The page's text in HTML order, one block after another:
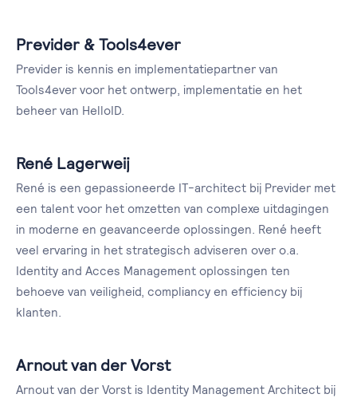
Previder & Tools4ever
Previder is kennis en implementatiepartner van
Tools4ever voor het ontwerp, implementatie en het
beheer van HelloID.
René Lagerweij
René is een gepassioneerde IT-architect bij Previder met
een talent voor het omzetten van complexe uitdagingen
in moderne en geavanceerde oplossingen. René heeft
veel ervaring in het strategisch adviseren over o.a.
Identity and Acces Management oplossingen ten
behoeve van veiligheid, compliancy en efficiency bij
klanten.
Arnout van der Vorst
Arnout van der Vorst is Identity Management Architect bij